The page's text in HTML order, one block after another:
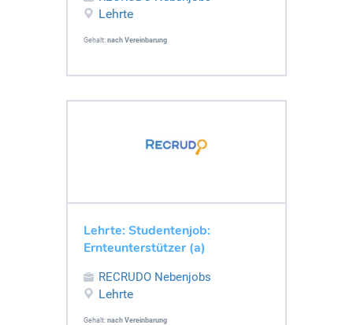
Lehrte
Gehalt: nach Vereinbarung
Lehrte: Studentenjob:
Ernteunterstützer (a)
RECRUDO Nebenjobs
Lehrte
Gehalt: nach Vereinbarung